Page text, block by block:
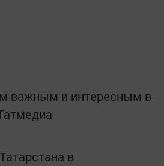
важным и интересным в
в